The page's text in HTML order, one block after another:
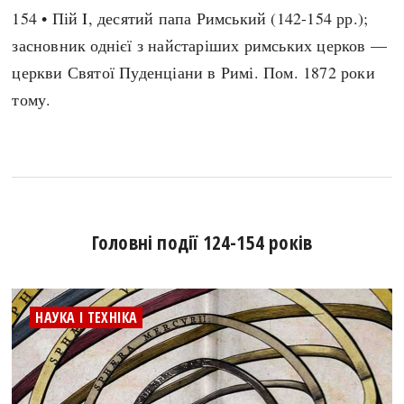
154 • Пій I, десятий папа Римський (142-154 рр.);
засновник однієї з найстаріших римських церков —
церкви Святої Пуденціани в Римі. Пом. 1872 роки
тому.
Головні події 124-154 років
НАУКА І ТЕХНІКА